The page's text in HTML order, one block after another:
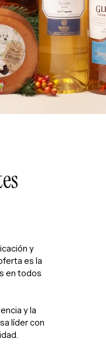
y
es la
en todos
y la
líder con